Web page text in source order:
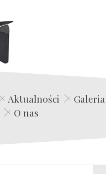
Edwin Film Agencja Aktorska
Aktualności
Galeria
O nas